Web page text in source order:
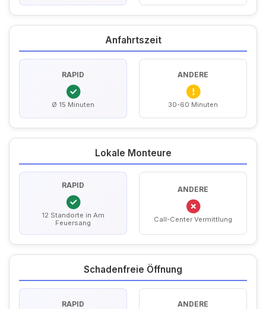
Anfahrtszeit
RAPID
Ø 15 Minuten
ANDERE
30-60 Minuten
Lokale Monteure
RAPID
12 Standorte in Am
Feuersang
ANDERE
Call-Center Vermittlung
Schadenfreie Öffnung
RAPID ANDERE